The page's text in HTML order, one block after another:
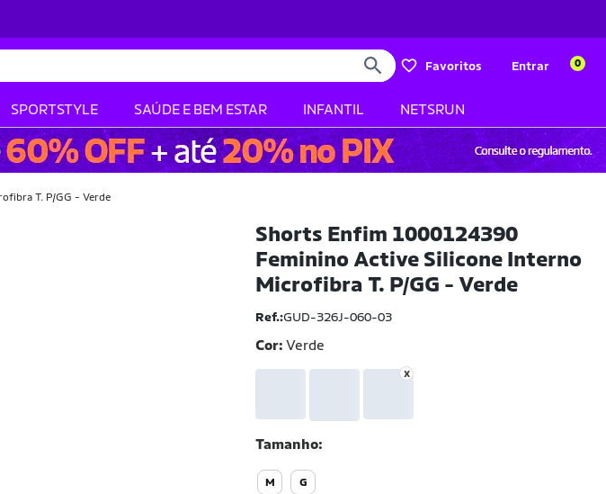
Favoritos Entrar 0
SPORTSTYLE SAÚDE E BEM ESTAR INFANTIL NETSRUN
T. P/GG - Verde
Shorts Enfim 1000124390
Feminino Active Silicone Interno
Microfibra T. P/GG - Verde
Ref.:GUD-326J-060-03
Cor:Verde
Tamanho
M G